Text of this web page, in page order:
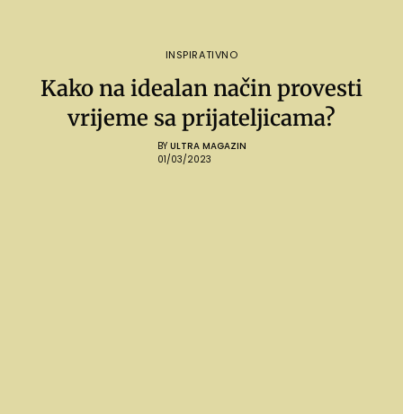
INSPIRATIVNO
Kako na idealan način provesti
vrijeme sa prijateljicama?
BY ULTRA MAGAZIN
01/03/2023